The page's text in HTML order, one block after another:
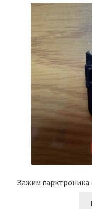
Зажим парктроника